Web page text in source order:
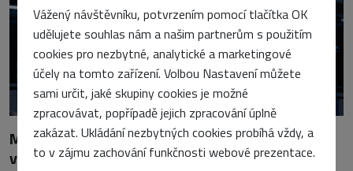
Vážený návštěvníku, potvrzením pomocí tlačítka OK
udělujete souhlas nám a našim partnerům s použitím
cookies pro nezbytné, analytické a marketingové
účely na tomto zařízení. Volbou Nastavení můžete
sami určit, jaké skupiny cookies je možné
zpracovávat, popřípadě jejich zpracování úplně
zakázat. Ukládání nezbytných cookies probíhá vždy, a
to v zájmu zachování funkčnosti webové prezentace.
Monitoring serverů: Jaké metriky sledovat, aby
vás problémy nepřekvapily